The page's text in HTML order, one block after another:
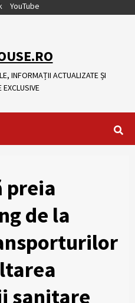
YouTube
INFORMAȚII ACTUALIZATE ȘI
preia
de la
sanitare